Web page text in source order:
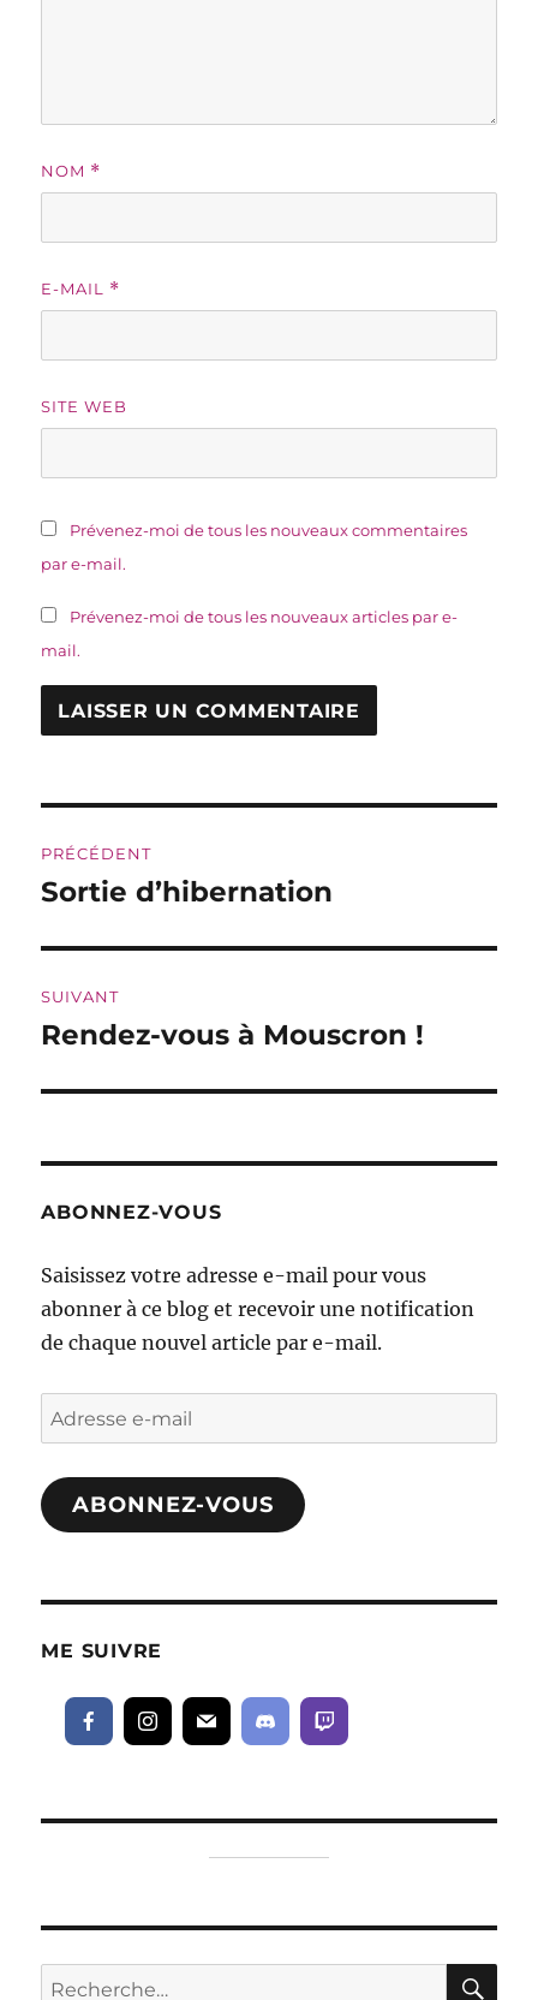
NOM *
E-MAIL *
SITE WEB
Prévenez-moi de tous les nouveaux commentaires
par e-mail.
Prévenez-moi de tous les nouveaux articles par e-
mail.
de
PRÉCÉDENT
Publication
Sortie d’hibernation
SUIVANT
Publication
Rendez-vous à Mouscron !
ABONNEZ-VOUS
Saisissez votre adresse e-mail pour vous
abonner à ce blog et recevoir une notification
de chaque nouvel article par e-mail.
Adresse
e-
mail
ABONNEZ-VOUS
ME SUIVRE
Recherche